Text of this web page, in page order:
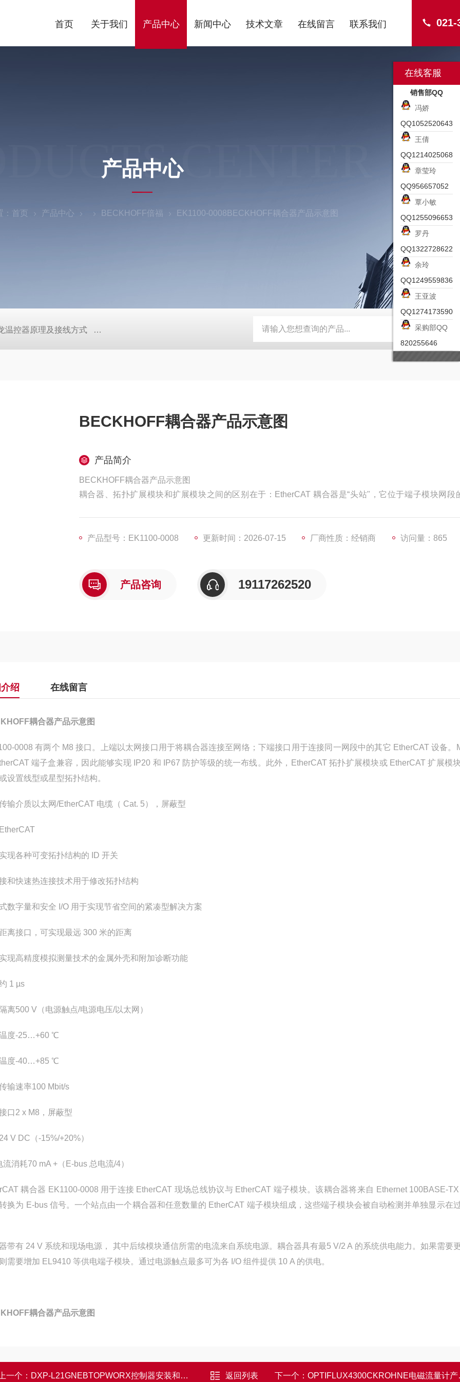
021-
首页 关于我们 产品中心 新闻中心 技术文章 在线留言 联系我们
CENTER
产品中心
首页 产品中心 BECKHOFF倍福 EK1100-0008BECKHOFF耦合器产品示意图
温控器原理及接线方式 日本SMC真空压力开关的中文资料ZK2-ZSEA-A *皮尔兹PILZ安全激光扫描仪 RZMO-TER-
BECKHOFF耦合器产品示意图
产品简介
BECKHOFF耦合器产品示意图
耦合器、拓扑扩展模块和扩展模块之间的区别在于：EtherCAT 耦合器是“头站"，它位于端子模块网段
产品型号：EK1100-0008
更新时间：2026-07-15 厂商性质：经销商 访问量：865
产品咨询 19117262520
绍 在线留言
耦合器产品示意图
0008 有两个 M8 接口。上端以太网接口用于将耦合器连接至网络；下端接口用于连接同一网段中的其它 EtherCAT 设备。
端子盒兼容，因此能够实现 IP20 和 IP67 防护等级的统一布线。此外，EtherCAT 拓扑扩展模块或 EtherCAT 扩展模
设置线型或星型拓扑结构。
输介质 以太网/EtherCAT 电缆（ Cat. 5），屏蔽型
现各种可变拓扑结构的 ID 开关
和快速热连接技术用于修改拓扑结构
数字量和安全 I/O 用于实现节省空间的紧凑型解决方案
离接口，可实现最远 300 米的距离
现高精度模拟测量技术的金属外壳和附加诊断功能
1 µs
离500 V（电源触点/电源电压/以太网）
度-25…+60 ℃
度-40…+85 ℃
输速率100 Mbit/s
口 2 x M8，屏蔽型
V DC（-15%/+20%）
流消耗70 mA +（E-bus 总电流/4）
耦合器 EK1100-0008 用于连接 EtherCAT 现场总线协议与 EtherCAT 端子模块。该耦合器将来自 Ethernet 100BASE-
换为 E-bus 信号。一个站点由一个耦合器和任意数量的 EtherCAT 端子模块组成，这些端子模块会被自动检测并单独显示在
带有 24 V 系统和现场电源， 其中后续模块通信所需的电流来自系统电源。耦合器具有最5 V/2 A 的系统供电能力。如果需要
需要增加 EL9410 等供电端子模块。通过电源触点最多可为各 I/O 组件提供 10 A 的供电。
耦合器产品示意图
一个： DXP-L21GNEBTOPWORX控制器安装和工作 返回列表 下一个： OPTIFLUX4300CKROHNE电磁流量计产品示意图
在线客服
销售部QQ
冯娇
QQ1052520643
王倩
QQ1214025068
章莹玲
QQ956657052
覃小敏
QQ1255096653
罗丹
QQ1322728622
余玲
QQ1249559836
王亚波
QQ1274173590
采购部QQ
820255646